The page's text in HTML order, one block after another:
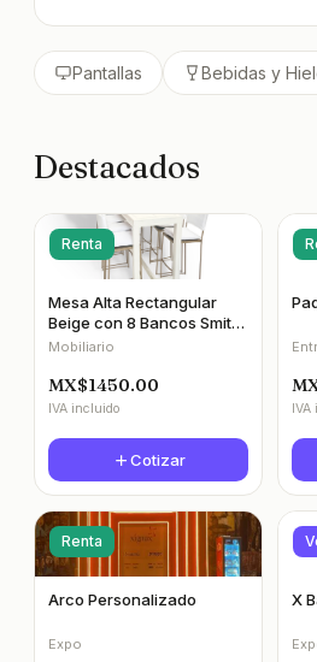
Pantallas Bebidas y
Destacados
Renta
Mesa Alta Rectangular
Beige con 8 Bancos Smith
Respaldo Blanco
Mobiliario
MX$1450.00
IVA incluido
Cotizar
Renta
Arco Personalizado
Expo
X